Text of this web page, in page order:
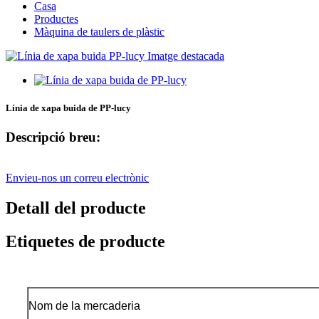
Casa
Productes
Màquina de taulers de plàstic
Línia de xapa buida de PP-lucy
Descripció breu:
Envieu-nos un correu electrònic
Detall del producte
Etiquetes de producte
Nom de la mercaderia